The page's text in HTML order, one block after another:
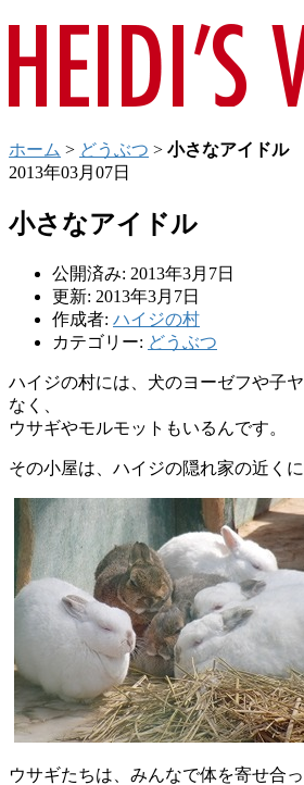
ホーム > どうぶつ > 小さなアイドル
2013年03月07日
小さなアイドル
公開済み: 2013年3月7日
更新: 2013年3月7日
作成者: ハイジの村
カテゴリー: どうぶつ
ハイジの村には、犬のヨーゼフや子
なく、
ウサギやモルモットもいるんです。
その小屋は、ハイジの隠れ家の近くに
ウサギたちは、みんなで体を寄せ合